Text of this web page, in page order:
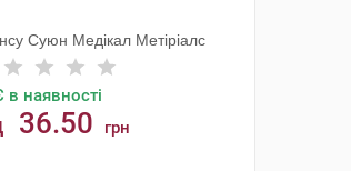
Суюн Медікал Метіріалс
в наявності
36.50 грн